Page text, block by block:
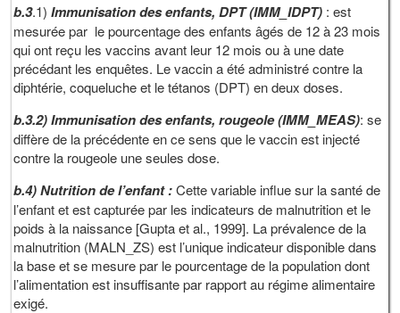
b.3.1) Immunisation des enfants, DPT (IMM_IDPT) : est
mesurée par le pourcentage des enfants âgés de 12 à 23 mois
qui ont reçu les vaccins avant leur 12 mois ou à une date
précédant les enquêtes. Le vaccin a été administré contre la
diphtérie, coqueluche et le tétanos (DPT) en deux doses.
b.3.2) Immunisation des enfants, rougeole (IMM_MEAS): se
diffère de la précédente en ce sens que le vaccin est injecté
contre la rougeole une seules dose.
b.4) Nutrition de l’enfant :Cette variable influe sur la santé de
l’enfant et est capturée par les indicateurs de malnutrition et le
poids à la naissance [Gupta et al., 1999]. La prévalence de la
malnutrition (MALN_ZS) est l’unique indicateur disponible dans
la base et se mesure par le pourcentage de la population dont
l’alimentation est insuffisante par rapport au régime alimentaire
exigé.